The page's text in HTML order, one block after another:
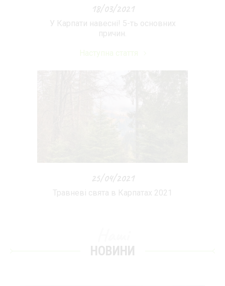
18/03/2021
У Карпати навесні! 5-ть основних
причин.
25/04/2021
Травневі свята в Карпатах 2021
НОВИНИ